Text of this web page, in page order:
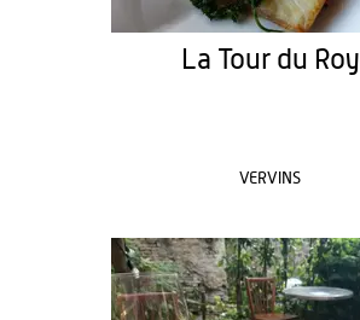
La Tour du Roy
VERVINS